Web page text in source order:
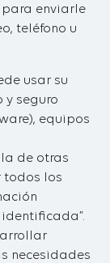
para enviarle
teléfono u
usar su
y seguro
equipos
de otras
todos los
necesidades